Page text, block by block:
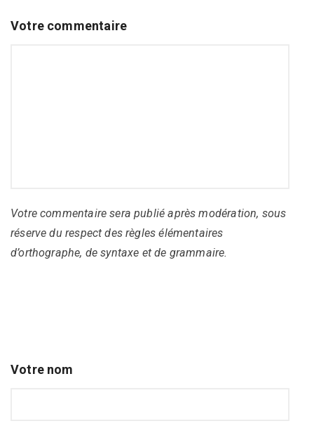
Votre commentaire
Votre commentaire sera publié après modération, sous
réserve du respect des règles élémentaires
d’orthographe, de syntaxe et de grammaire.
Votre nom